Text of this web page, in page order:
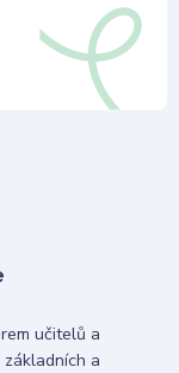
učitelů a
a